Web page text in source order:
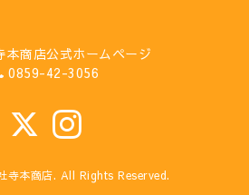
本商店公式ホームページ
0859-42-3056
寺本商店. All Rights Reserved.